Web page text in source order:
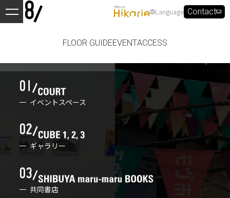
Language Contact
FLOOR GUIDEEVENTACCESS
イベントスペース
ギャラリー
共同書店